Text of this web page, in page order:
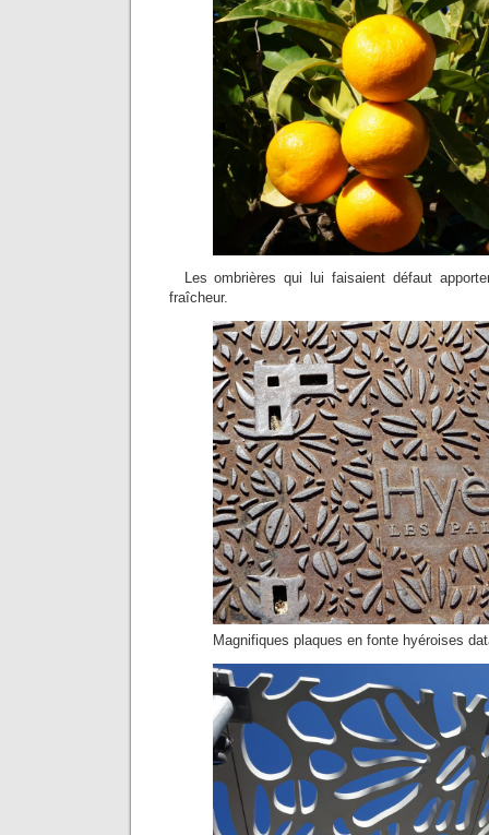
Les ombrières qui lui faisaient défaut
fraîcheur.
Magnifiques plaques en fonte hyéroises